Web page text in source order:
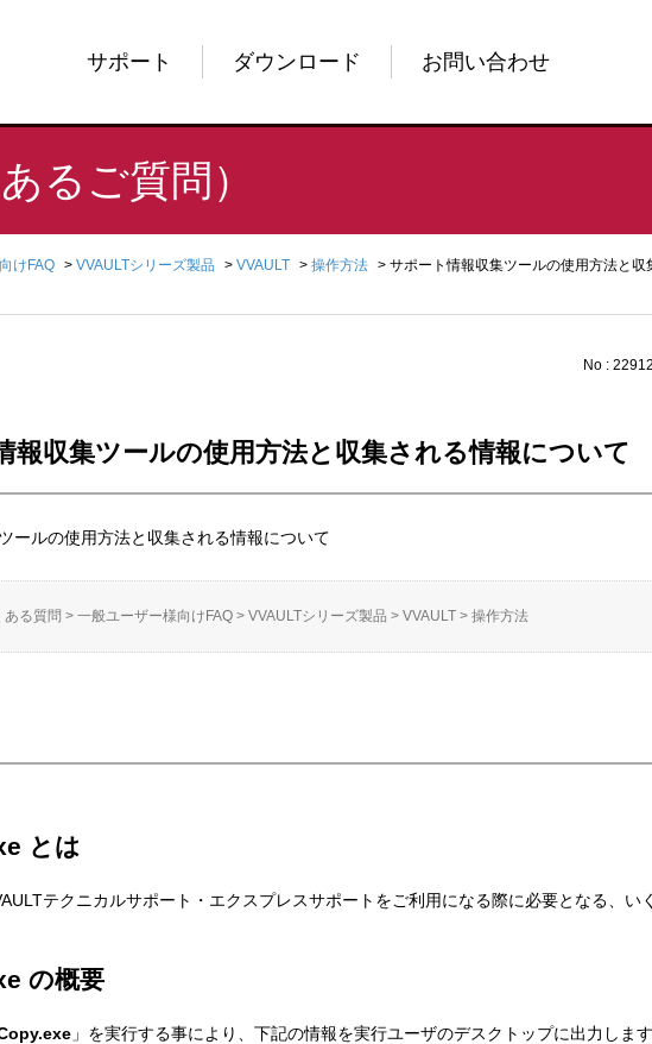
サポート ダウンロード お問い合わせ
るご質問）
けFAQ > VVAULTシリーズ製品 > VVAULT > 操作方法 > サポート情報収集ツールの使用方法と収
No : 22912
報収集ツールの使用方法と収集される情報について
ールの使用方法と収集される情報について
ある質問 > 一般ユーザー様向けFAQ > VVAULTシリーズ製品 > VVAULT > 操作方法
とは
テクニカルサポート・エクスプレスサポートをご利用になる際に必要となる、い
の概要
」を実行する事により、下記の情報を実行ユーザのデスクトップに出力します